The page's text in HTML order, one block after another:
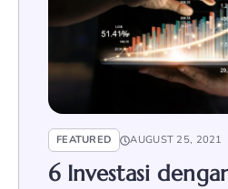
FEATURED AUGUST 25, 2021
6 Investasi